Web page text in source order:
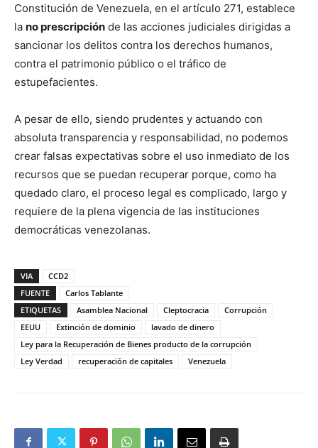
Constitución de Venezuela, en el artículo 271, establece
la no prescripción de las acciones judiciales dirigidas a
sancionar los delitos contra los derechos humanos,
contra el patrimonio público o el tráfico de
estupefacientes.
A pesar de ello, siendo prudentes y actuando con
absoluta transparencia y responsabilidad, no podemos
crear falsas expectativas sobre el uso inmediato de los
recursos que se puedan recuperar porque, como ha
quedado claro, el proceso legal es complicado, largo y
requiere de la plena vigencia de las instituciones
democráticas venezolanas.
VIA
CCD2
FUENTE
Carlos Tablante
ETIQUETAS
Asamblea Nacional Cleptocracia
Corrupción
EEUU
Extinción de dominio
lavado de dinero
Ley para la Recuperación de Bienes producto de la corrupción
Ley Verdad
recuperación de capitales Venezuela